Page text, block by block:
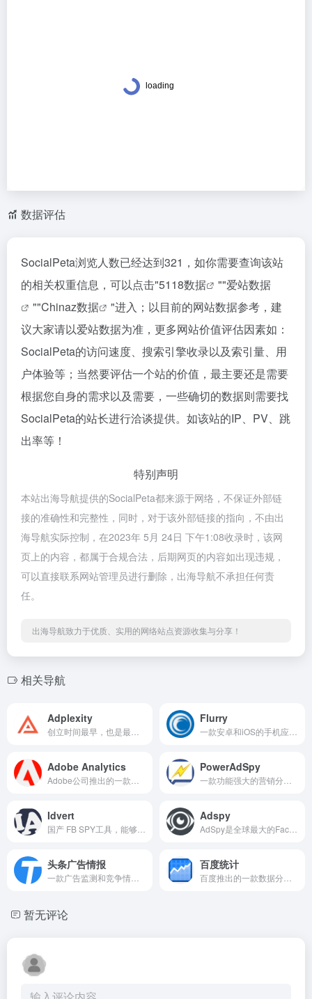
数据评估
SocialPeta浏览人数已经达到321，如你需要查询该站
的相关权重信息，可以点击"5118数据 ""爱站数据
""Chinaz数据
"进入；以目前的网站数据参考，建
议大家请以爱站数据为准，更多网站价值评估因素如：
SocialPeta的访问速度、搜索引擎收录以及索引量、用
户体验等；当然要评估一个站的价值，最主要还是需要
根据您自身的需求以及需要，一些确切的数据则需要找
SocialPeta的站长进行洽谈提供。如该站的IP、PV、跳
出率等！
特别声明
本站出海导航提供的SocialPeta都来源于网络，不保证外部链
接的准确性和完整性，同时，对于该外部链接的指向，不由出
海导航实际控制，在2023年 5月 24日 下午1:08收录时，该网
页上的内容，都属于合规合法，后期网页的内容如出现违规，
可以直接联系网站管理员进行删除，出海导航不承担任何责
任。
出海导航致力于优质、实用的网络站点资源收集与分享！
相关导航
Adplexity Flurry
Adobe Analytics PowerAdSpy
Idvert Adspy
头条广告情报 百度统计
暂无评论